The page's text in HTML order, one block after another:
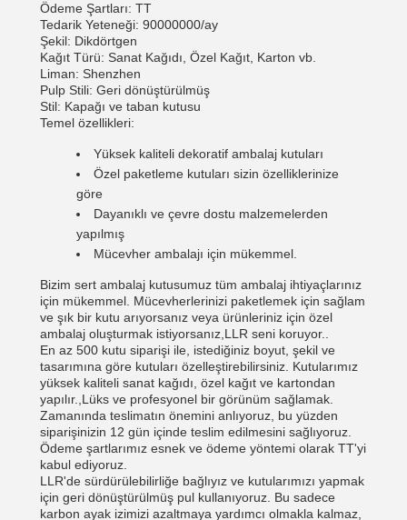
Ödeme Şartları: TT
Tedarik Yeteneği: 90000000/ay
Şekil: Dikdörtgen
Kağıt Türü: Sanat Kağıdı, Özel Kağıt, Karton vb.
Liman: Shenzhen
Pulp Stili: Geri dönüştürülmüş
Stil: Kapağı ve taban kutusu
Temel özellikleri:
Yüksek kaliteli dekoratif ambalaj kutuları
Özel paketleme kutuları sizin özelliklerinize
göre
Dayanıklı ve çevre dostu malzemelerden
yapılmış
Mücevher ambalajı için mükemmel.
Bizim sert ambalaj kutusumuz tüm ambalaj ihtiyaçlarınız
için mükemmel. Mücevherlerinizi paketlemek için sağlam
ve şık bir kutu arıyorsanız veya ürünleriniz için özel
ambalaj oluşturmak istiyorsanız,LLR seni koruyor..
En az 500 kutu siparişi ile, istediğiniz boyut, şekil ve
tasarımına göre kutuları özelleştirebilirsiniz. Kutularımız
yüksek kaliteli sanat kağıdı, özel kağıt ve kartondan
yapılır.,Lüks ve profesyonel bir görünüm sağlamak.
Zamanında teslimatın önemini anlıyoruz, bu yüzden
siparişinizin 12 gün içinde teslim edilmesini sağlıyoruz.
Ödeme şartlarımız esnek ve ödeme yöntemi olarak TT'yi
kabul ediyoruz.
LLR'de sürdürülebilirliğe bağlıyız ve kutularımızı yapmak
için geri dönüştürülmüş pul kullanıyoruz. Bu sadece
karbon ayak izimizi azaltmaya yardımcı olmakla kalmaz,